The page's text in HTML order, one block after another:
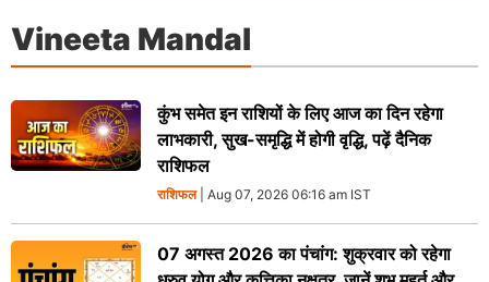
vineetamandal@indiatvnews.com
हैं।
Vineeta Mandal
कुंभ समेत इन राशियों के लिए आज का दिन रहेगा
लाभकारी, सुख-समृद्धि में होगी वृद्धि, पढ़ें दैनिक
राशिफल
राशिफल| Aug 07, 2026 06:16 am IST
07 अगस्त 2026 का पंचांग: शुक्रवार को रहेगा